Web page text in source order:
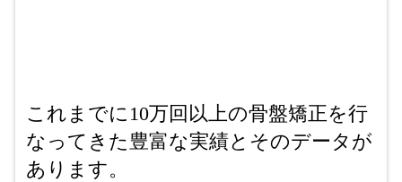
これまでに10万回以上の骨盤矯正を行
なってきた豊富な実績とそのデータが
あります。